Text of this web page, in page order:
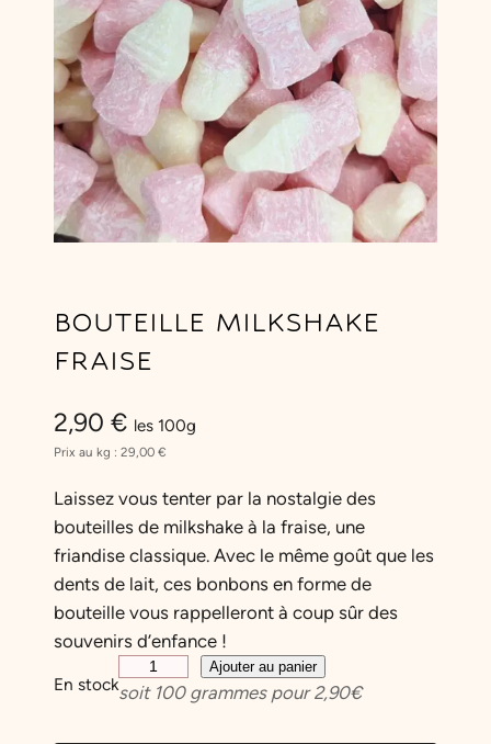
BOUTEILLE MILKSHAKE
FRAISE
2,90 € les 100g
Prix au kg : 29,00 €
Laissez vous tenter par la nostalgie des
bouteilles de milkshake à la fraise, une
friandise classique. Avec le même goût que les
dents de lait, ces bonbons en forme de
bouteille vous rappelleront à coup sûr des
souvenirs d’enfance !
En stock
u
Ajouter au panier
soit 100grammes pour2,90€